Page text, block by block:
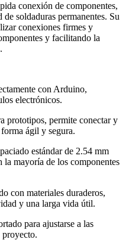
conexión de componentes,
soldaduras permanentes. Su
conexiones firmes y
y facilitando la
con Arduino,
electrónicos.
prototipos, permite conectar y
ágil y segura.
estándar de 2.54 mm
la mayoría de los componentes
con materiales duraderos,
y una larga vida útil.
para ajustarse a las
proyecto.